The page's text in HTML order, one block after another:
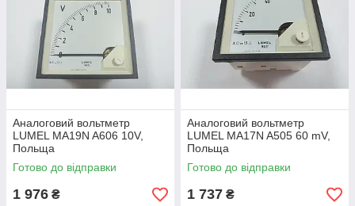
Аналоговий вольтметр
LUMEL MA19N A606 10V,
Польща
Готово до відправки
1 976 ₴
Аналоговий вольтметр
LUMEL MA17N A505 60 mV,
Польща
Готово до відправки
1 737 ₴